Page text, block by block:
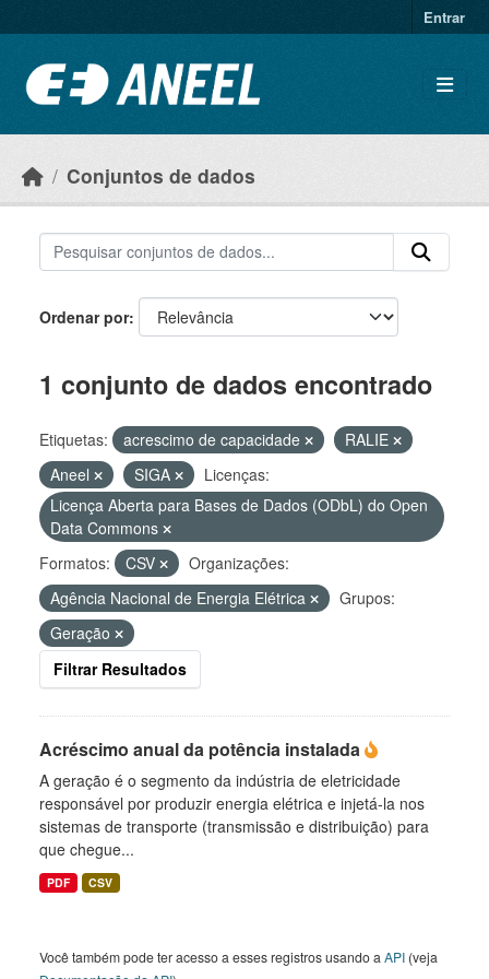
Entrar
Conjuntos de dados
Ordenar por
1 conjunto de dados encontrado
Etiquetas: acrescimo de capacidade
RALIE
Aneel
SIGA
Licenças:
Licença Aberta para Bases de Dados (ODbL) do Open
Data Commons
Formatos:
CSV
Organizações:
Agência Nacional de Energia Elétrica
Grupos:
Geração
Filtrar Resultados
Acréscimo anual da potência instalada
A geração é o segmento da indústria de eletricidade
responsável por produzir energia elétrica e injetá-la nos
sistemas de transporte (transmissão e distribuição) para
que chegue...
PDF CSV
Você também pode ter acesso a esses registros usando a API (veja